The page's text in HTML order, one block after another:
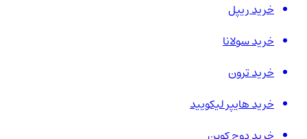
خرید ریپل
خرید سولانا
خرید ترون
خرید هایپر لیکویید